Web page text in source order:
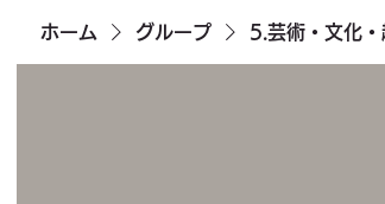
ホーム グループ 5.芸術・文化・